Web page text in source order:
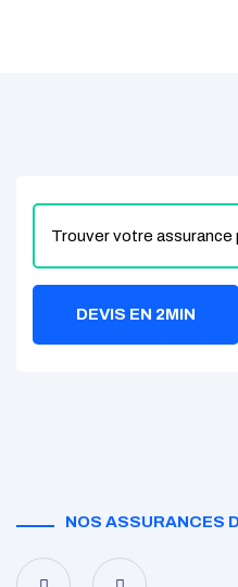
DEVIS EN 2MIN
NOS ASSURANCES